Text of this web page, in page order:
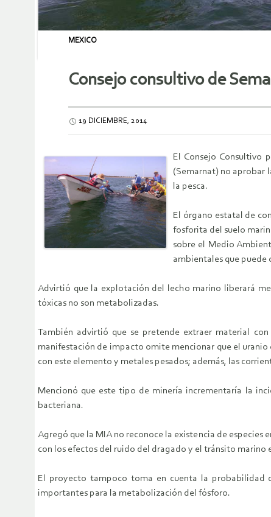
MEXICO
Consejo consultivo de
19 DICIEMBRE, 2014
El Consejo Consultivo
(Semarnat) no aprobar
la pesca.
El órgano estatal de
fosforita del suelo
sobre el Medio
ambientales que puede
Advirtió que la explotación del lecho marino liberará
tóxicas no son metabolizadas.
También advirtió que se pretende extraer material
manifestación de impacto omite mencionar que el
con este elemento y metales pesados; además, las
Mencionó que este tipo de minería incrementaría la
bacteriana.
Agregó que la MIA no reconoce la existencia de
con los efectos del ruido del dragado y el tránsito marino
El proyecto tampoco toma en cuenta la probabilidad
importantes para la metabolización del fósforo.